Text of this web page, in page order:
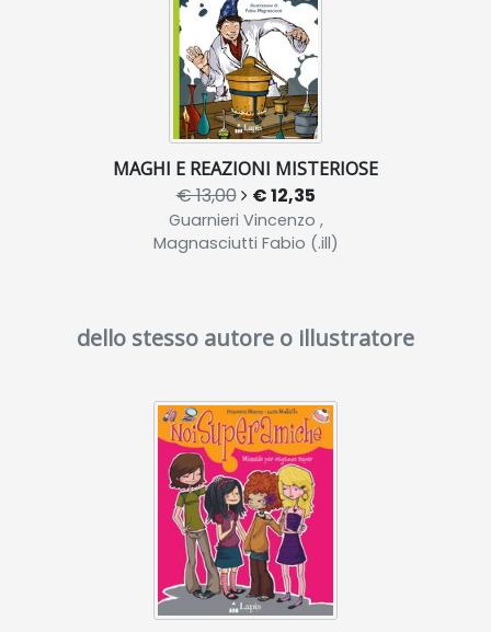
MAGHI E REAZIONI MISTERIOSE
€ 13,00 € 12,35
Guarnieri Vincenzo ,
Magnasciutti Fabio (.ill)
dello stesso autore o illustratore